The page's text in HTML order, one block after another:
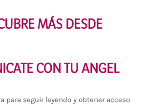
MÁS DESDE
CON TU ANGEL
para seguir leyendo y obtener acceso